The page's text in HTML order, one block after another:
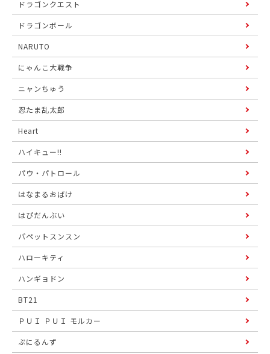
ドラゴンクエスト
ドラゴンボール
NARUTO
にゃんこ大戦争
ニャンちゅう
忍たま乱太郎
Heart
ハイキュー!!
パウ・パトロール
はなまるおばけ
はぴだんぶい
パペットスンスン
ハローキティ
ハンギョドン
BT21
ＰＵＩ ＰＵＩ モルカー
ぷにるんず